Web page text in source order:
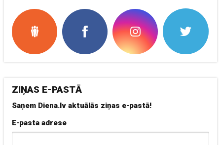
ZIŅAS E-PASTĀ
Saņem Diena.lv aktuālās ziņas e-pastā!
E-pasta adrese